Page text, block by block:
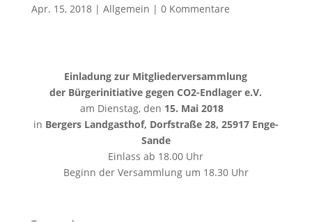
Apr. 15, 2018| Allgemein | 0 Kommentare
Einladung zur Mitgliederversammlung
der Bürgerinitiative gegen CO2-Endlager e.V.
am Dienstag, den 15. Mai 2018
in Bergers Landgasthof, Dorfstraße 28, 25917 Enge-
Sande
Einlass ab 18.00 Uhr
Beginn der Versammlung um 18.30 Uhr